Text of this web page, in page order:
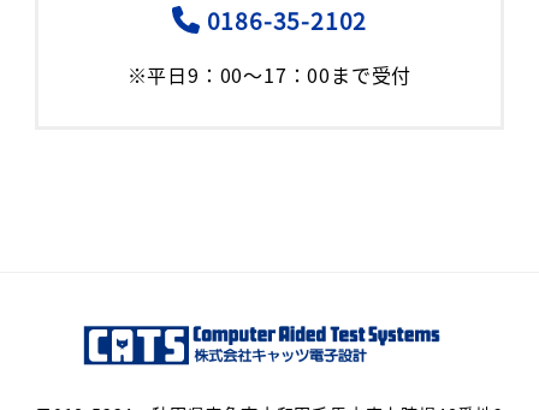
0186-35-2102
※平日9：00～17：00まで受付